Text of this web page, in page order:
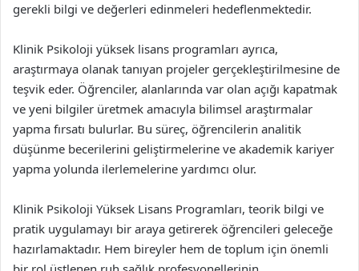
gerekli bilgi ve değerleri edinmeleri hedeflenmektedir.
Klinik Psikoloji yüksek lisans programları ayrıca,
araştırmaya olanak tanıyan projeler gerçekleştirilmesine de
teşvik eder. Öğrenciler, alanlarında var olan açığı kapatmak
ve yeni bilgiler üretmek amacıyla bilimsel araştırmalar
yapma fırsatı bulurlar. Bu süreç, öğrencilerin analitik
düşünme becerilerini geliştirmelerine ve akademik kariyer
yapma yolunda ilerlemelerine yardımcı olur.
Klinik Psikoloji Yüksek Lisans Programları, teorik bilgi ve
pratik uygulamayı bir araya getirerek öğrencileri geleceğe
hazırlamaktadır. Hem bireyler hem de toplum için önemli